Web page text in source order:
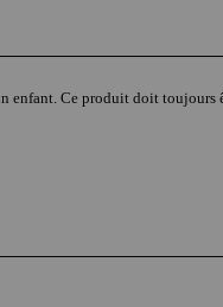
enfant. Ce produit doit